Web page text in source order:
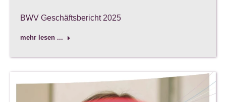
BWV Geschäftsbericht 2025
mehr lesen ...